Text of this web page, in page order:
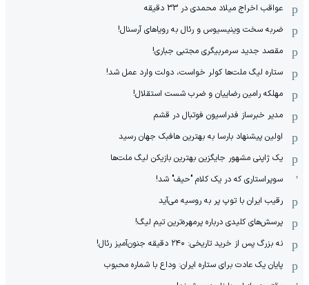
عواقب اخراج میلاد محمدی در 33 دقیقه
ضربه سخت وینیسیوس و رئال به رویاهای آرسنال!
مقصد جدید سرمربیگری مجتبی جباری!
ستاره لیگ ملت‌ها کولر خواست، دولت وارد عمل شد!
مهلکه رامین رضاییان و ضرب شست استقلال!
مدیر خبرساز فدراسیون فوتبال در قشم
اولین پیشنهاد بارسا به بهترین هافبک جهان رسید
یک ژاپنی مشهور جایگزین بهترین بازیکن لیگ ملت‌ها
سوپراستاری که در یک کلام "حیف" شد!
رقیب ایران با توپ پر به روسیه می‌آید
پرسش‌های کلیدی درباره پرمهره‌ترین تیم لیگ!
نه بزرگ پس از خرید تاریخی: ۲۴۰ دقیقه جنون‌آمیز رئال!
پایان یک عادت برای ستاره ایران: وداع با شماره محبوب